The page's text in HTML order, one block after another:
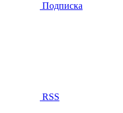
Подписка
RSS